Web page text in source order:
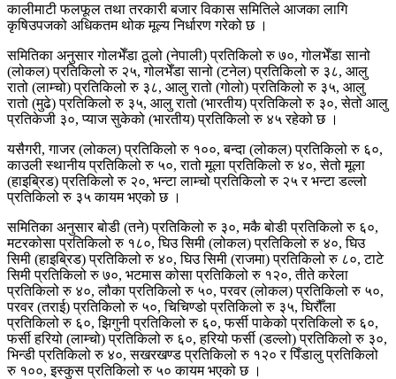
कालीमाटी फलफूल तथा तरकारी बजार विकास समितिले आजका लागि
कृषिउपजको अधिकतम थोक मूल्य निर्धारण गरेको छ ।
समितिका अनुसार गोलभेँडा ठूलो (नेपाली) प्रतिकिलो रु ७०, गोलभेँडा सानो
(लोकल) प्रतिकिलो रु २५, गोलभेँडा सानो (टनेल) प्रतिकिलो रु ३८, आलु
रातो (लाम्चो) प्रतिकिलो रु ३८, आलु रातो (गोलो) प्रतिकिलो रु ३५, आलु
रातो (मुढे) प्रतिकिलो रु ३५, आलु रातो (भारतीय) प्रतिकिलो रु ३०, सेतो आलु
प्रतिकेजी ३०, प्याज सुकेको (भारतीय) प्रतिकिलो रु ४५ रहेको छ ।
यसैगरी, गाजर (लोकल) प्रतिकिलो रु १००, बन्दा (लोकल) प्रतिकिलो रु ६०,
काउली स्थानीय प्रतिकिलो रु ५०, रातो मूला प्रतिकिलो रु ४०, सेतो मूला
(हाइब्रिड) प्रतिकिलो रु २०, भन्टा लाम्चो प्रतिकिलो रु २५ र भन्टा डल्लो
प्रतिकिलो रु ३५ कायम भएको छ ।
समितिका अनुसार बोडी (तने) प्रतिकिलो रु ३०, मकै बोडी प्रतिकिलो रु ६०,
मटरकोसा प्रतिकिलो रु १८०, घिउ सिमी (लोकल) प्रतिकिलो रु ४०, घिउ
सिमी (हाइब्रिड) प्रतिकिलो रु ४०, घिउ सिमी (राजमा) प्रतिकिलो रु ८०, टाटे
सिमी प्रतिकिलो रु ७०, भटमास कोसा प्रतिकिलो रु १२०, तीते करेला
प्रतिकिलो रु ४०, लौका प्रतिकिलो रु ५०, परवर (लोकल) प्रतिकिलो रु ५०,
परवर (तराई) प्रतिकिलो रु ५०, चिचिण्डो प्रतिकिलो रु ३५, घिरौँला
प्रतिकिलो रु ६०, झिगुनी प्रतिकिलो रु ६०, फर्सी पाकेको प्रतिकिलो रु ६०,
फर्सी हरियो (लाम्चो) प्रतिकिलो रु ६०, हरियो फर्सी (डल्लो) प्रतिकिलो रु ३०,
भिन्डी प्रतिकिलो रु ४०, सखरखण्ड प्रतिकिलो रु १२० र पिँडालु प्रतिकिलो
रु १००, इस्कुस प्रतिकिलो रु ५० कायम भएको छ ।